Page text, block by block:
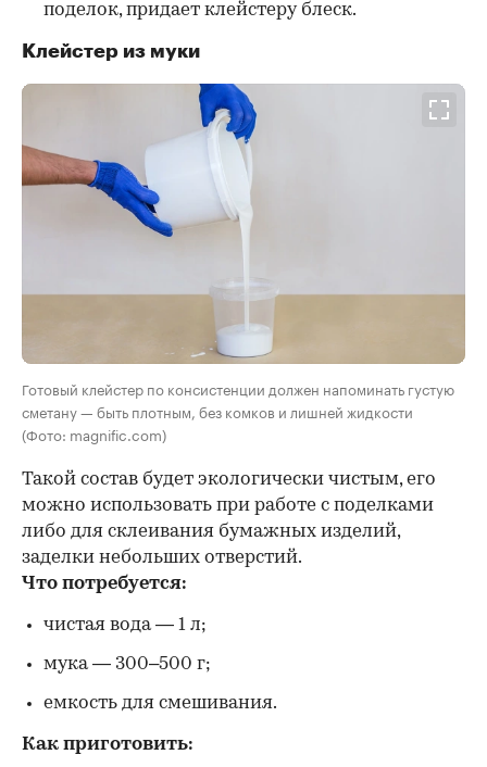
поделок, придает клейстеру блеск.
Клейстер из муки
Готовый клейстер по консистенции должен напоминать густую
сметану — быть плотным, без комков и лишней жидкости
(Фото: magnific.com)
Такой состав будет экологически чистым, его
можно использовать при работе с поделками
либо для склеивания бумажных изделий,
заделки небольших отверстий.
Что потребуется:
чистая вода — 1 л;
мука — 300–500 г;
емкость для смешивания.
Как приготовить: